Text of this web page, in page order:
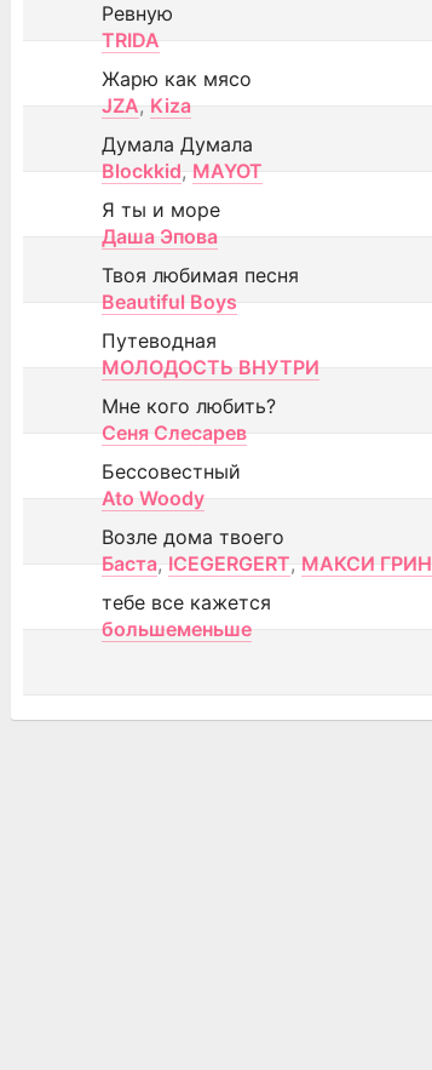
Ревную
TRIDA
Жарю как мясо
JZA, Kiza
Думала Думала
Blockkid, MAYOT
Я ты и море
Даша Эпова
Твоя любимая песня
Beautiful Boys
Путеводная
МОЛОДОСТЬ ВНУТРИ
Мне кого любить?
Сеня Слесарев
Бессовестный
Ato Woody
Возле дома твоего
Баста, ICEGERGERT, МАКСИ ГРИН
тебе все кажется
большеменьше